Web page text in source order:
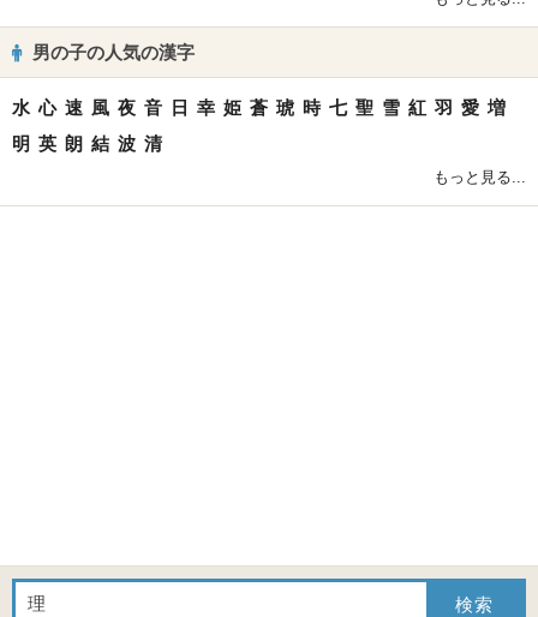
男の子の人気の漢字
水 心 速 風 夜 音 日 幸 姫 蒼 琥 時 七 聖 雪 紅 羽 愛 増
明 英 朗 結 波 清
もっと見る...